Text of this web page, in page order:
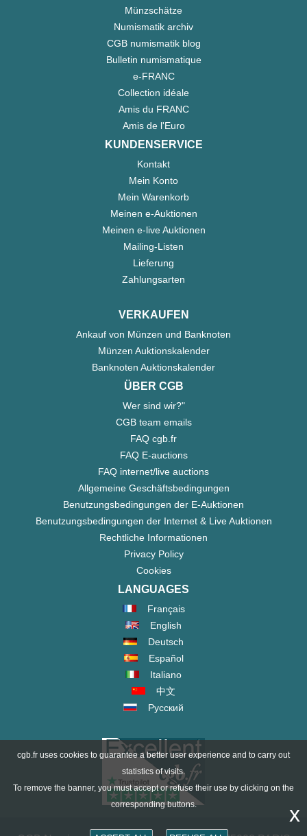
Münzschätze
Numismatik archiv
CGB numismatik blog
Bulletin numismatique
e-FRANC
Collection idéale
Amis du FRANC
Amis de l'Euro
KUNDENSERVICE
Kontakt
Mein Konto
Mein Warenkorb
Meinen e-Auktionen
Meinen e-live Auktionen
Mailing-Listen
Lieferung
Zahlungsarten
VERKAUFEN
Ankauf von Münzen und Banknoten
Münzen Auktionskalender
Banknoten Auktionskalender
ÜBER CGB
Wer sind wir?"
CGB team emails
FAQ cgb.fr
FAQ E-auctions
FAQ internet/live auctions
Allgemeine Geschäftsbedingungen
Benutzungsbedingungen der E-Auktionen
Benutzungsbedingungen der Internet & Live Auktionen
Rechtliche Informationen
Privacy Policy
Cookies
LANGUAGES
Français
English
Deutsch
Español
Italiano
中文
Русский
cgb.fr uses cookies to guarantee a better user experience and to carry out
statistics of visits.
To remove the banner, you must accept or refuse their use by clicking on the
corresponding buttons.
x